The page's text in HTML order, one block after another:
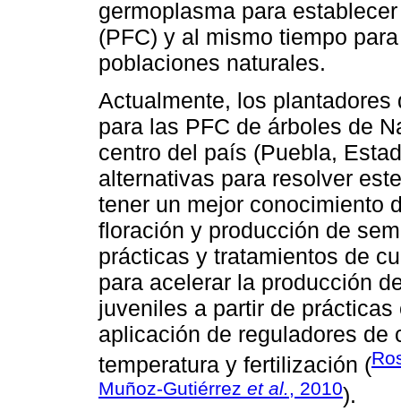
germoplasma para
(PFC) y al mismo tiempo
poblaciones naturales.
Actualmente, los
para las PFC de árboles de
centro del país (Puebla,
alternativas para resolver
tener un mejor conocimiento
floración y producción de
prácticas y tratamientos de
para acelerar la producción
juveniles a partir de
aplicación de reguladores de
temperatura y fertilización (
Muñoz-Gutiérrez et al., 2010).